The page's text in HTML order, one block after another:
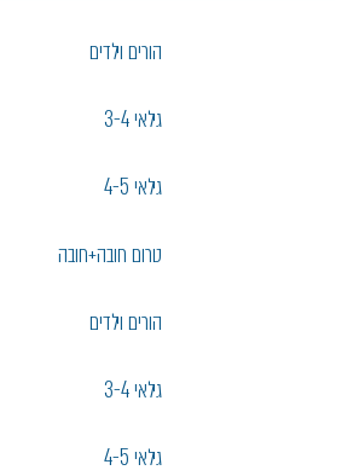
הורים וילדים
גילאי 3-4
גילאי 4-5
טרום חובה+חובה
הורים וילדים
גילאי 3-4
גילאי 4-5